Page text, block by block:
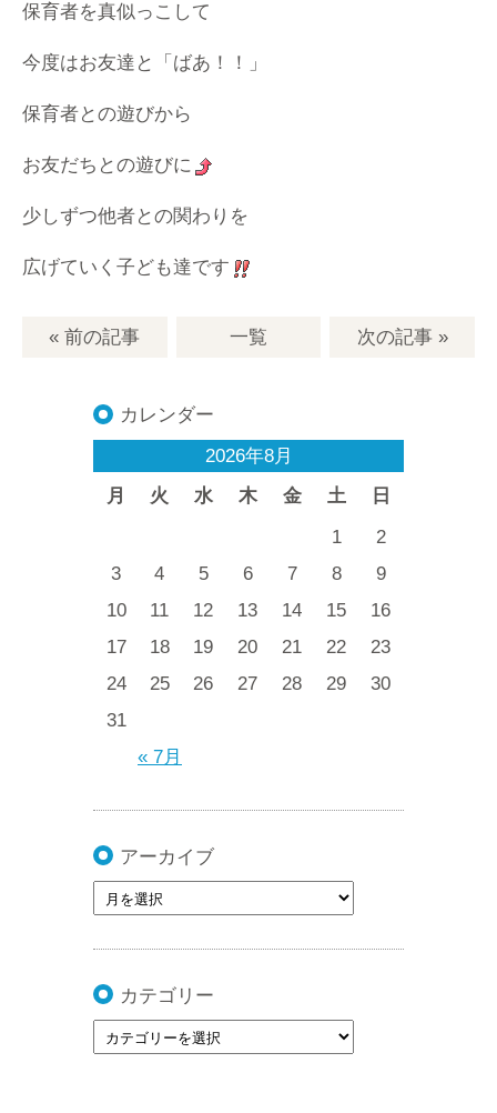
保育者を真似っこして
今度はお友達と「ばあ！！」
保育者との遊びから
お友だちとの遊びに
少しずつ他者との関わりを
広げていく子ども達です
« 前の記事 一覧 次の記事»
カレンダー
2026年8月
月
火 水 木 金 土 日
« 7月
1
2
3
4 5 6 7 8
9
10
11 12 13 14 15
16
17
18 19 20 21 22
23
24
25 26 27 28 29
30
31
アーカイブ
カテゴリー